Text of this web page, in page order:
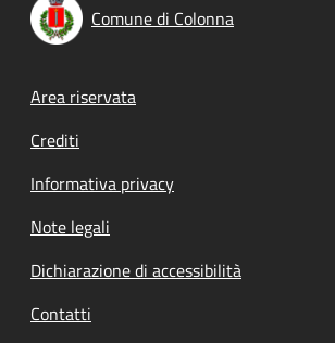
Comune di Colonna
Footer menu
Area riservata
Crediti
Informativa privacy
Note legali
Dichiarazione di accessibilità
Contatti